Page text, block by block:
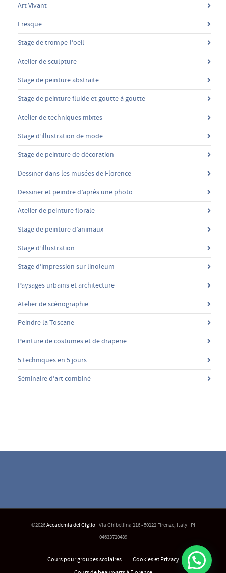
Art Vivant
Fresque
Stage de trompe-l’oeil
Atelier de sculpture
Stage de peinture abstraite
Stage de peinture fluide et goutte à goutte
Atelier de techniques mixtes
Stage d’illustration de mode
Stage de peinture de décoration
Dessiner dans les musées de Florence
Dessiner et peindre d’après une photo
Atelier de peinture florale
Stage de peinture d’animaux
Stage d’illustration
Stage d’impression sur linoleum
Paysages urbains et architecture
Atelier de scénographie
Peindre la Toscane
Peinture de costumes et de draperie
5 techniques en 5 jours
Séminaire d’art combiné
©2026Accademia del Giglio| Via Ghibellina 116 - 50122 Firenze, Italy | PI
04633720489
Cours pour groupes scolaires
Cookies et Privacy